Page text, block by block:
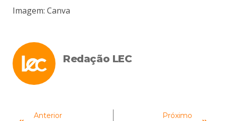
Imagem: Canva
Redação LEC
Anterior Próximo